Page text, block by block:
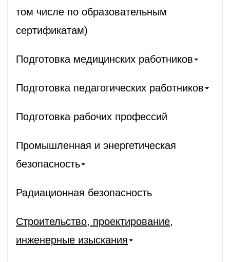
том числе по образовательным
сертификатам)
Подготовка медицинских работников
Подготовка педагогических работников
Подготовка рабочих профессий
Промышленная и энергетическая
безопасность
Радиационная безопасность
Строительство, проектирование,
инженерные изыскания